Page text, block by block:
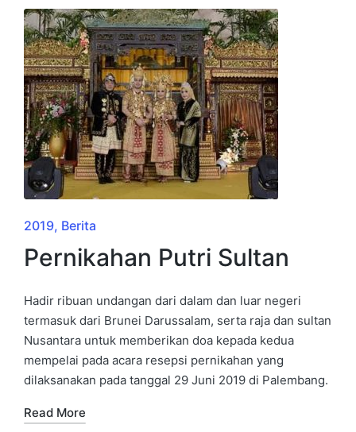
2019 Berita
Pernikahan Putri Sultan
Hadir ribuan undangan dari dalam dan luar negeri
termasuk dari Brunei Darussalam, serta raja dan sultan
Nusantara untuk memberikan doa kepada kedua
mempelai pada acara resepsi pernikahan yang
dilaksanakan pada tanggal 29 Juni 2019 di Palembang.
Read More